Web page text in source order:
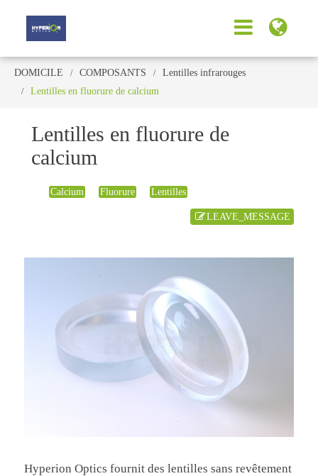
DOMICILE COMPOSANTS
Lentilles infrarouges
Lentilles en fluorure de calcium
Lentilles en fluorure de
calcium
Calcium Fluorure Lentilles
LEAVE_MESSAGE
Hyperion Optics fournit des lentilles sans revêtement